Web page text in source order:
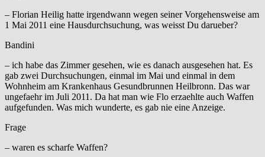
– Florian Heilig hatte irgendwann wegen seiner Vorgehensweise am
1 Mai 2011 eine Hausdurchsuchung, was weisst Du darueber?
Bandini
– ich habe das Zimmer gesehen, wie es danach ausgesehen hat. Es
gab zwei Durchsuchungen, einmal im Mai und einmal in dem
Wohnheim am Krankenhaus Gesundbrunnen Heilbronn. Das war
ungefaehr im Juli 2011. Da hat man wie Flo erzaehlte auch Waffen
aufgefunden. Was mich wunderte, es gab nie eine Anzeige.
Frage
– waren es scharfe Waffen?